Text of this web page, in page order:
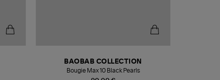
BAOBAB COLLECTION
Bougie Max 10 Black Pearls